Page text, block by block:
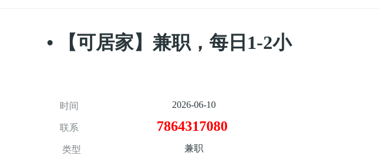
• 【可居家】兼职，每日1-2小
时间 2026-06-10
联系 7864317080
类型 兼职